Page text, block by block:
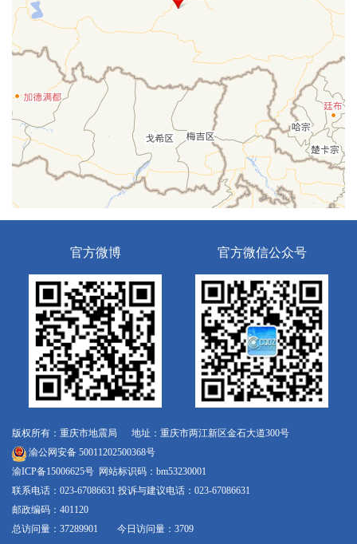
官方微博 官方微信公众号
版权所有：重庆市地震局 地址：重庆市两江新区金石大道300号
渝公网安备 50011202500368号
渝ICP备15006625号 网站标识码：bm53230001
联系电话：023-67086631 投诉与建议电话：023-67086631
邮政编码：401120
总访问量：37289901 今日访问量：3709